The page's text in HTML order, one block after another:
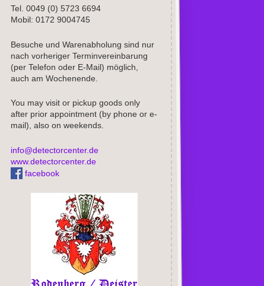
Tel. 0049 (0) 5723 6694
Mobil: 0172 9004745
Besuche und Warenabholung sind nur
nach vorheriger Terminvereinbarung
(per Telefon oder E-Mail) möglich,
auch am Wochenende.
You may visit or pickup goods only
after prior appointment (by phone or e-
mail), also on weekends.
info@detectorcenter.de
www.detectorcenter.de
facebook